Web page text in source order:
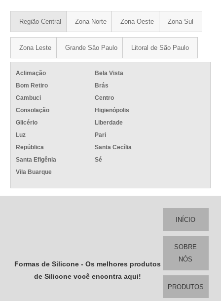
Região Central Zona Norte Zona Oeste Zona Sul
Zona Leste Grande São Paulo Litoral de São Paulo
Aclimação
Bela Vista
Bom Retiro
Brás
Cambuci
Centro
Consolação
Higienópolis
Glicério
Liberdade
Luz
Pari
República
Santa Cecília
Santa Efigênia
Sé
Vila Buarque
Formas de Silicone - Os melhores produtos
de Silicone você encontra aqui!
INÍCIO
SOBRE
NÓS
PRODUTOS